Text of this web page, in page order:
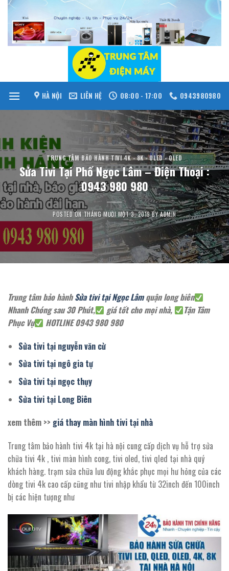
Skip
content
HÀ NỘI LIÊN HỆ 08:00 - 17:00 0943980980
TRUNG TÂM BẢO HÀNH TIVI 4K - 8K - OLED - QLED
Sửa Tivi Tại Phố Ngọc Lâm – Điện Thoại :
0943 980 980
POSTED ON THÁNG MƯỜI MỘT 3, 2019BYADMIN
Trung tâm bảo hànhSửa tivi tại Ngọc Lâmquận long biên
Nhanh Chóng sau 30 Phút,
giá tốt cho mọi nhà,
Tận Tâm
Phục Vụ
HOTLINE 0943 980 980
Sửa tivi tại nguyễn văn cừ
Sửa tivi tại ngô gia tự
Sửa tivi tại ngọc thụy
Sửa tivi tại Long Biên
xem thêm >> giá thay màn hình tivi tại nhà
Trung tâm bảo hành tivi 4k tại hà nội cung cấp dịch vụ hỗ trợ sửa
chữa tivi 4k , tivi màn hình cong, tivi oled, tivi qled tại nhà quý
khách hàng. trạm sửa chữa lưu động khắc phục mọi hư hỏng của các
dòng tivi 4k cao cấp cũng như tivi nhập khẩu từ 32inch đến 100inch
bị các hiện tượng như